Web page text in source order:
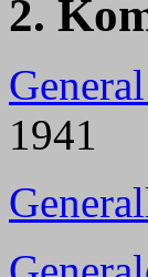
2.
1941